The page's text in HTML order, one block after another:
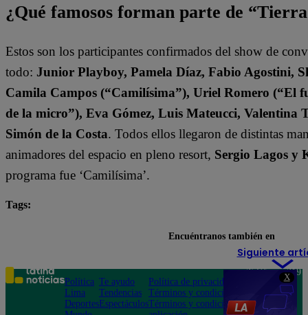
X
¿Qué famosos forman parte de
Estos son los participantes confirmados del show de
todo: Junior Playboy, Pamela Díaz, Fabio Agostini,
Camila Campos (“Camilísima”), Uriel Romero (“El
de la micro”), Eva Gómez, Luis Mateucci, Valentina
Simón de la Costa. Todos ellos llegaron de distintas
animadores del espacio en pleno resort, Sergio Lagos y
programa fue ‘Camilísima’.
Tags:
Siguiente
Encuéntranos también en
Política
Lima
Deportes
Te ayudo
Tendencias
Espectáculos
Política de privacidad
Términos y condiciones
Términos y condiciones
Teléfono: 219
Av. San
Felipe 968